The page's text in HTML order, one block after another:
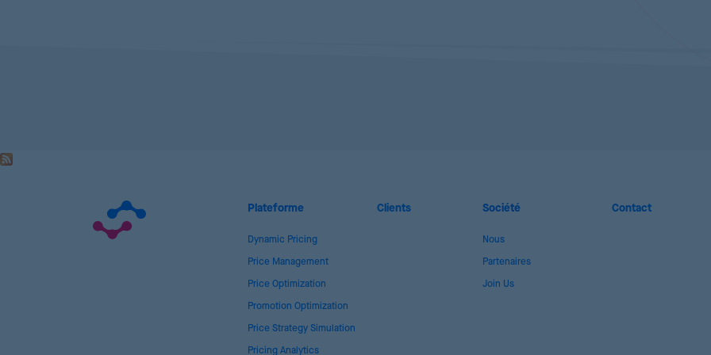
Plateforme
Dynamic Pricing
Price Management
Price Optimization
Promotion Optimization
Price Strategy Simulation
Pricing Analytics
Clients Société
Nous
Partenaires
Join Us
Contact